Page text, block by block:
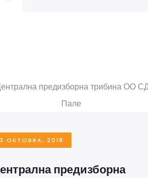
3 OKTOBRA, 2018
предизборна